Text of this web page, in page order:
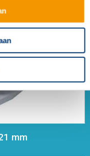
mm